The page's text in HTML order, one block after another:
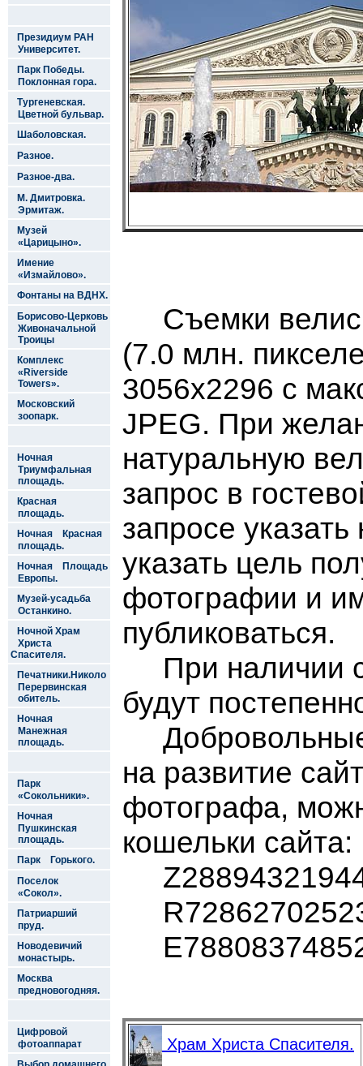
Президиум РАН
Университет.
Парк Победы.
Поклонная гора.
Тургеневская.
Цветной бульвар.
Шаболовская.
Разное.
Разное-два.
М. Дмитровка.
Эрмитаж.
Музей
«Царицыно».
Имение
«Измайлово».
Фонтаны на ВДНХ.
Борисово-Церковь
Живоначальной
Троицы
Комплекс
«Riverside
Towers».
Московский
зоопарк.
Ночная
Триумфальная
площадь.
Красная
площадь.
Ночная Красная
площадь.
Ночная Площадь
Европы.
Музей-усадьба
Останкино.
Ночной Храм
Христа
Спасителя.
Печатники.Николо
Перервинская
обитель.
Ночная
Манежная
площадь.
Парк
«Сокольники».
Ночная
Пушкинская
площадь.
Парк Горького.
Поселок
«Сокол».
Патриарший
пруд.
Новодевичий
монастырь.
Москва
предновогодняя.
Цифровой
фотоаппарат
Съемки
(7.0 млн.
3056х2296 с
JPEG. При
натуральную
запрос в
запросе
указать цель
фотографии и
публиковаться.
При наличии
будут
Добровольные
на развитие
фотографа,
кошельки сайта:
Храм Христа Спасителя.